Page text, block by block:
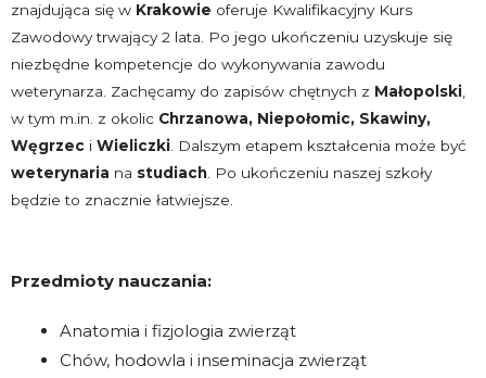
znajdująca się w Krakowie oferuje Kwalifikacyjny Kurs
Zawodowy trwający 2 lata. Po jego ukończeniu uzyskuje się
niezbędne kompetencje do wykonywania zawodu
weterynarza. Zachęcamy do zapisów chętnych z Małopolski,
w tym m.in. z okolic Chrzanowa, Niepołomic, Skawiny,
Węgrzec i Wieliczki. Dalszym etapem kształcenia może być
weterynaria na studiach. Po ukończeniu naszej szkoły
będzie to znacznie łatwiejsze.
Przedmioty nauczania:
Anatomia i fizjologia zwierząt
Chów, hodowla i inseminacja zwierząt